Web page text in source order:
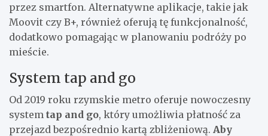
przez smartfon. Alternatywne aplikacje, takie jak
Moovit czy B+, również oferują tę funkcjonalność,
dodatkowo pomagając w planowaniu podróży po
mieście.
System tap and go
Od 2019 roku rzymskie metro oferuje nowoczesny
system tap and go, który umożliwia płatność za
przejazd bezpośrednio kartą zbliżeniową. Aby